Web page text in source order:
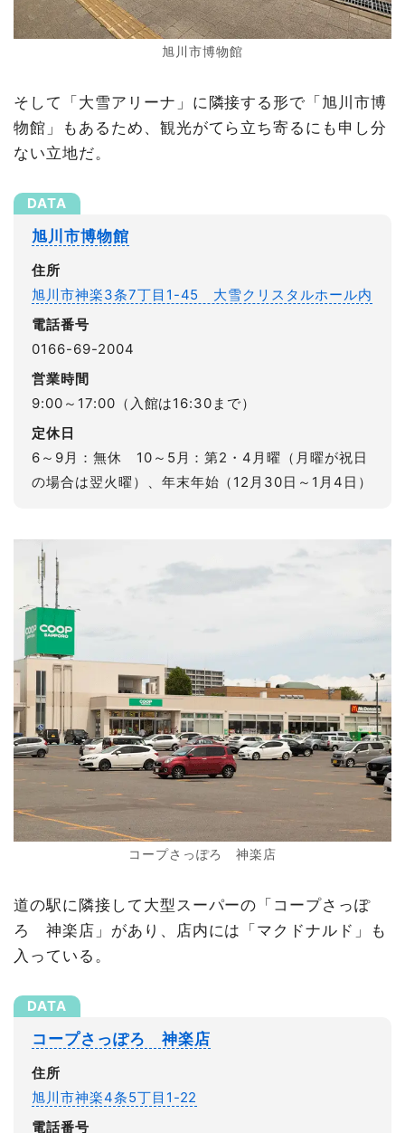
旭川市博物館
そして「大雪アリーナ」に隣接する形で「旭川市博
物館」もあるため、観光がてら立ち寄るにも申し分
ない立地だ。
旭川市博物館
住所
旭川市神楽3条7丁目1-45 大雪クリスタルホール内
電話番号
0166-69-2004
営業時間
9:00～17:00（入館は16:30まで）
定休日
6～9月：無休 10～5月：第2・4月曜（月曜が祝日
の場合は翌火曜）、年末年始（12月30日～1月4日）
コープさっぽろ 神楽店
道の駅に隣接して大型スーパーの「コープさっぽ
ろ 神楽店」があり、店内には「マクドナルド」も
入っている。
コープさっぽろ 神楽店
住所
旭川市神楽4条5丁目1-22
電話番号